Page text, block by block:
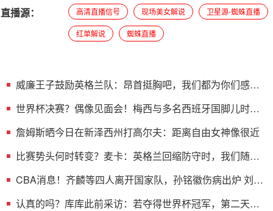
直播源： 高清直播信号 现场美女解说 卫星源-蜘蛛直播
红单解说 蜘蛛直播
威廉王子鼓励英格兰队：昂首挺胸吧，我们都为你们感到
世界杯决赛？偶像见面会！梅西与多名西班牙国脚儿时合
詹姆斯晒今日在新泽西州打高尔夫：距离自由女神像很近
比赛势头何时转变？麦卡：英格兰回缩防守时，我们随即
CBA消息！齐麟等四人离开国家队，孙铭徽伤病出炉 刘晓
认真的吗？库库此前采访：若夺得世界杯冠军，第二天就